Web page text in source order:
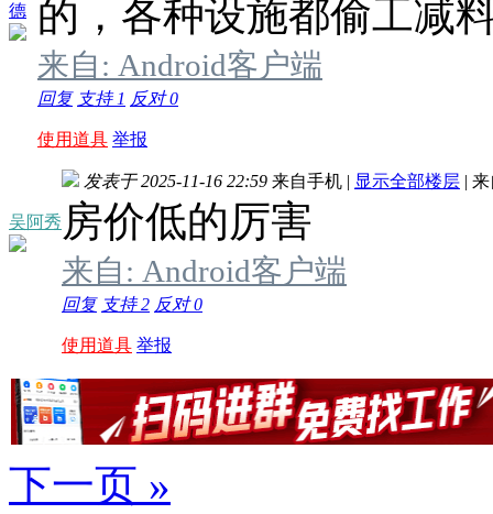
德
的，各种设施都偷工减
来自: Android客户端
回复 支持 1 反对0
使用道具 举报
吴阿秀
发表于 2025-11-16 22:59 来自手机 | 显示全部楼层 | 来
房价低的厉害
来自: Android客户端
回复 支持2 反对0
使用道具 举报
下一页 »